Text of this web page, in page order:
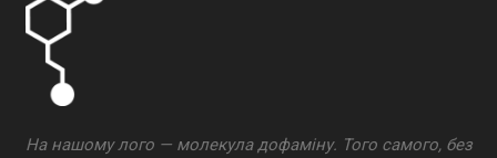
На нашому лого — молекула дофаміну. Того самого, без